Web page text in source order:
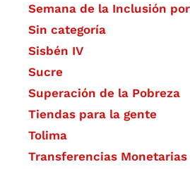
Semana de la Inclusión
Sin categoría
Sisbén IV
Sucre
Superación de la Pobreza
Tiendas para la gente
Tolima
Transferencias